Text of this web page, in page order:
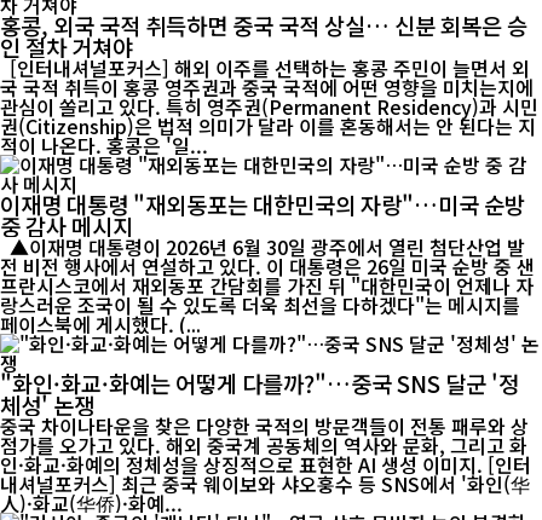
홍콩, 외국 국적 취득하면 중국 국적 상실… 신분 회복은 승
인 절차 거쳐야
[인터내셔널포커스] 해외 이주를 선택하는 홍콩 주민이 늘면서 외
국 국적 취득이 홍콩 영주권과 중국 국적에 어떤 영향을 미치는지에
관심이 쏠리고 있다. 특히 영주권(Permanent Residency)과 시민
권(Citizenship)은 법적 의미가 달라 이를 혼동해서는 안 된다는 지
적이 나온다. 홍콩은 '일...
이재명 대통령 "재외동포는 대한민국의 자랑"…미국 순방
중 감사 메시지
▲이재명 대통령이 2026년 6월 30일 광주에서 열린 첨단산업 발
전 비전 행사에서 연설하고 있다. 이 대통령은 26일 미국 순방 중 샌
프란시스코에서 재외동포 간담회를 가진 뒤 "대한민국이 언제나 자
랑스러운 조국이 될 수 있도록 더욱 최선을 다하겠다"는 메시지를
페이스북에 게시했다. (...
"화인·화교·화예는 어떻게 다를까?"…중국 SNS 달군 '정
체성' 논쟁
중국 차이나타운을 찾은 다양한 국적의 방문객들이 전통 패루와 상
점가를 오가고 있다. 해외 중국계 공동체의 역사와 문화, 그리고 화
인·화교·화예의 정체성을 상징적으로 표현한 AI 생성 이미지. [인터
내셔널포커스] 최근 중국 웨이보와 샤오훙수 등 SNS에서 '화인(华
人)·화교(华侨)·화예...